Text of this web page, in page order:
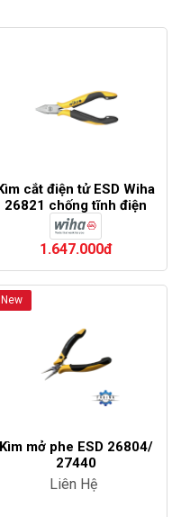
Kìm cắt điện tử ESD Wiha
26821 chống tĩnh điện
1.647.000đ
New
Kìm mở phe ESD 26804/
27440
Liên Hệ